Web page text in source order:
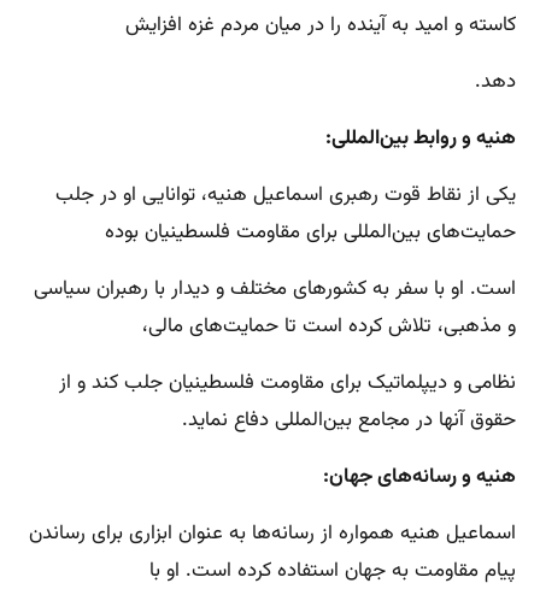
کاسته و امید به آینده را در میان مردم غزه افزایش
دهد.
هنیه و روابط بین‌المللی:
یکی از نقاط قوت رهبری اسماعیل هنیه، توانایی او در جلب
حمایت‌های بین‌المللی برای مقاومت فلسطینیان بوده
است. او با سفر به کشورهای مختلف و دیدار با رهبران سیاسی
و مذهبی، تلاش کرده است تا حمایت‌های مالی،
نظامی و دیپلماتیک برای مقاومت فلسطینیان جلب کند و از
حقوق آنها در مجامع بین‌المللی دفاع نماید.
هنیه و رسانه‌های جهان:
اسماعیل هنیه همواره از رسانه‌ها به عنوان ابزاری برای رساندن
پیام مقاومت به جهان استفاده کرده است. او با